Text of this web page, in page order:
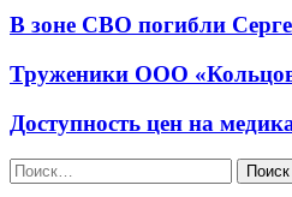
В зоне СВО погибли
Труженики ООО
Доступность цен на
Найти: